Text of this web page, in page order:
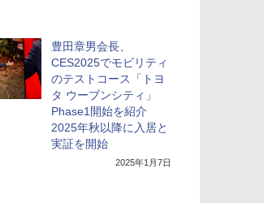
豊田章男会長、
CES2025でモビリティ
のテストコース「トヨ
タ ウーブンシティ」
Phase1開始を紹介
2025年秋以降に入居と
実証を開始
2025年1月7日